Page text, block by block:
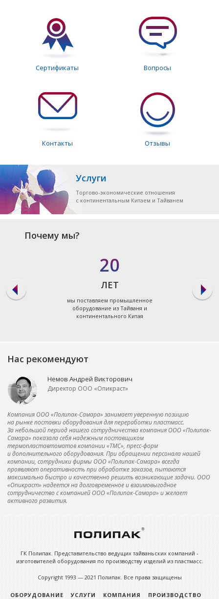
Сертификаты Вопросы
Контакты Отзывы
Услуги
Торгово-экономические отношения
с континентальным Китаем и Тайванем
Почему мы?
20
ЛЕТ
мы поставляем промышленное
оборудование из Тайваня и
континентального Китая
Нас рекомендуют
Немов Андрей Викторович
Директор ООО «Опикраст»
Компания ООО «Полипак-Самара» занимает уверенную позицию
на рынке поставки оборудования для переработки пластмасс.
За небольшой период нашего сотрудничества компания ООО «Полипак-
Самара» показала себя надежным поставщиком
термопластавтоматов компании «ТМС», пресс-форм
и дополнительного оборудования. При обращении персонала нашей
компании, сотрудники фирмы ООО «Полипак-Самара» всегда
проявляют оперативность при обработке заказов, пытаются
максимально быстро и качественно решить возникающие задачи. ООО
«Опикраст» надеется на долговременное и взаимовыгодное
сотрудничество с компанией ООО «Полипак-Самара» и желает
активного развития.
ГК Полипак. Представительство ведущих тайваньских компаний -
изготовителей оборудования по производству изделий из пластмасс.
Copyright 1993 — 2021 Полипак. Все права защищены
ОБОРУДОВАНИЕ УСЛУГИ КОМПАНИЯ ПРОИЗВОДСТВО